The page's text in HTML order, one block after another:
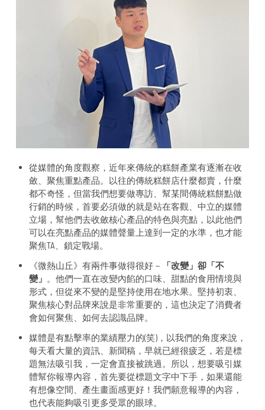
從媒體的角度觀察，近年來傳統的糕餅產業有逐漸在收
斂、聚焦重點產品。以往的傳統糕餅店什麼都賣，什麼
都不奇怪，但當我們想要做專訪、幫某間傳統糕餅點做
行銷的時候，首要必須做的就是站在客觀、中立的媒體
立場，幫他們去收斂核心產品的特色與亮點，以此他們
可以在亮點產品的媒體聲量上達到一定的水準，也才能
聚焦TA、鎖定戰場。
《微熱山丘》有兩件事做得很好－
「改變」卻「不
變」 。他們一直在改變內餡的口味、甜點的食用情境與
形式，但從來不變的是堅持使用在地水果。堅持初衷、
聚焦核心對品牌來說是非常重要的，這也決定了消費者
會如何聚焦、如何去認識品牌。
媒體是有點擊率的業績壓力的(笑)，以我們的角度來說，
每天看大量的資訊、新聞稿，早就已經很疲乏，若是標
題無法吸引我，一定會直接被跳過。所以，想要吸引媒
體幫你報導內容，首先要從標題文字中下手，如果還能
有想像空間、產生畫面感更好！我們願意報導的內容，
也代表能夠吸引更多受眾的眼球。